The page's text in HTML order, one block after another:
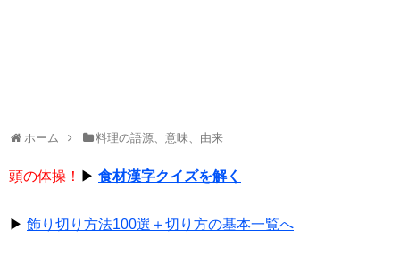
ホーム 料理の語源、意味、由来
頭の体操！ ▶ 食材漢字クイズを解く
▶ 飾り切り方法100選＋切り方の基本一覧へ